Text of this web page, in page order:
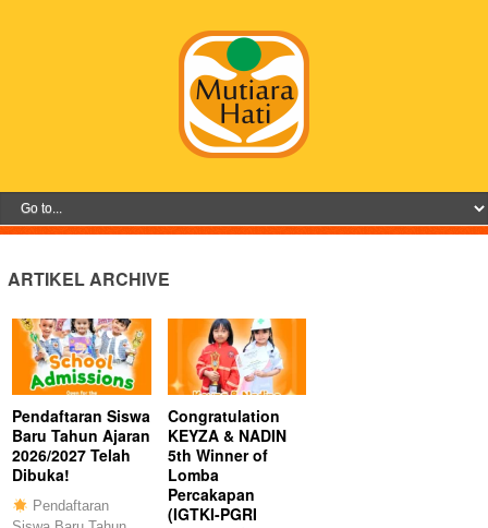
ARTIKEL ARCHIVE
Pendaftaran Siswa
Baru Tahun Ajaran
2026/2027 Telah
Dibuka!
Pendaftaran
Congratulation
KEYZA & NADIN
5th Winner of
Lomba
Percakapan
(IGTKI-PGRI